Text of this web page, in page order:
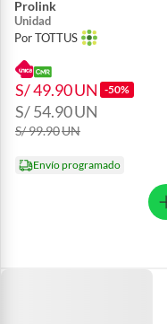
Prolink
Unidad
Por TOTTUS
S/ 49.90UN -50%
S/ 54.90UN
S/ 99.90UN
Envío programado